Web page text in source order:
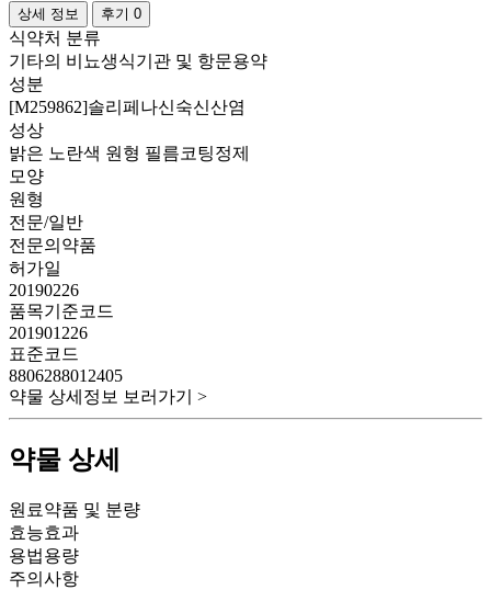
상세 정보 후기 0
식약처 분류
기타의 비뇨생식기관 및 항문용약
성분
[M259862]솔리페나신숙신산염
성상
밝은 노란색 원형 필름코팅정제
모양
원형
전문/일반
전문의약품
허가일
20190226
품목기준코드
201901226
표준코드
8806288012405
약물 상세정보 보러가기 >
약물 상세
원료약품 및 분량
효능효과
용법용량
주의사항